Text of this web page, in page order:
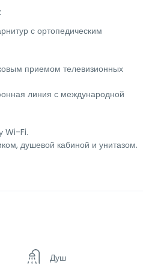
с ортопедическим
приемом телевизионных
линия с международной
Wi-Fi.
душевой кабиной и унитазом.
Душ